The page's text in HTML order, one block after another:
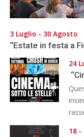
3 Luglio - 30 Agosto
“Estate in festa a
24
18 -